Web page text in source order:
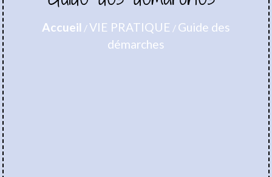
Accueil /VIE PRATIQUE / Guide des
démarches